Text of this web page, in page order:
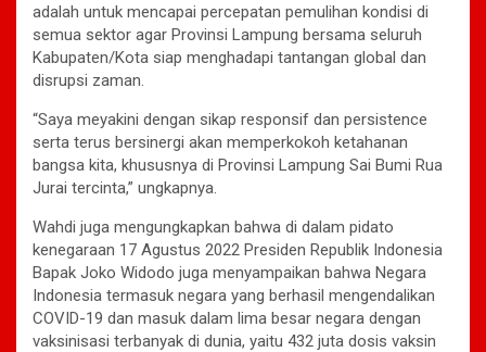
adalah untuk mencapai percepatan pemulihan kondisi di
semua sektor agar Provinsi Lampung bersama seluruh
Kabupaten/Kota siap menghadapi tantangan global dan
disrupsi zaman.
“Saya meyakini dengan sikap responsif dan persistence
serta terus bersinergi akan memperkokoh ketahanan
bangsa kita, khususnya di Provinsi Lampung Sai Bumi Rua
Jurai tercinta,” ungkapnya.
Wahdi juga mengungkapkan bahwa di dalam pidato
kenegaraan 17 Agustus 2022 Presiden Republik Indonesia
Bapak Joko Widodo juga menyampaikan bahwa Negara
Indonesia termasuk negara yang berhasil mengendalikan
COVID-19 dan masuk dalam lima besar negara dengan
vaksinisasi terbanyak di dunia, yaitu 432 juta dosis vaksin